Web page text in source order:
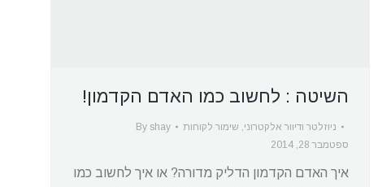
השיטה : לחשוב כמו האדם הקדמון!
ניוזלטר ודיוור אלקטרוני, שימור לקוחות By shay
ספטמבר 28, 2014
איך האדם הקדמון הדליק מדורה? או איך לחשוב כמו